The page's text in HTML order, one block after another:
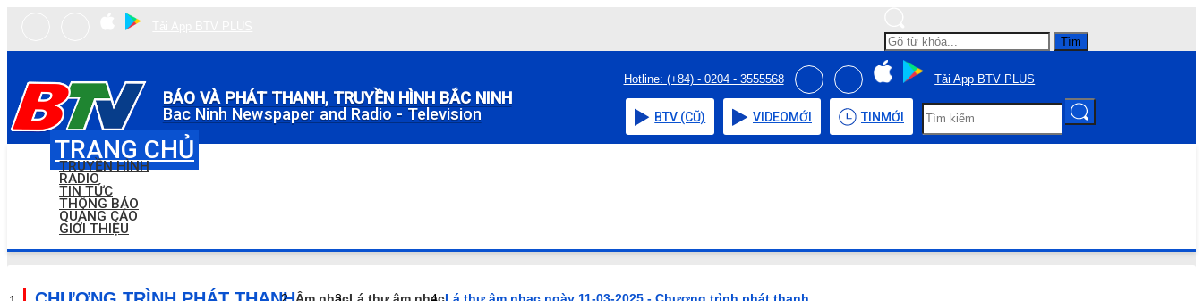
Tìm
BÁO VÀ PHÁT THANH, TRUYỀN HÌNH BẮC NINH
Bac Ninh Newspaper and Radio - Television
Hotline: (+84) - 0204 - 3555568 Tải App BTV PLUS
BTV (CŨ) VIDEOMỚI TIN MỚI
TRANG CHỦ
TRUYỀN HÌNH
RADIO
TIN TỨC
THÔNG BÁO
QUẢNG CÁO
GIỚI THIỆU